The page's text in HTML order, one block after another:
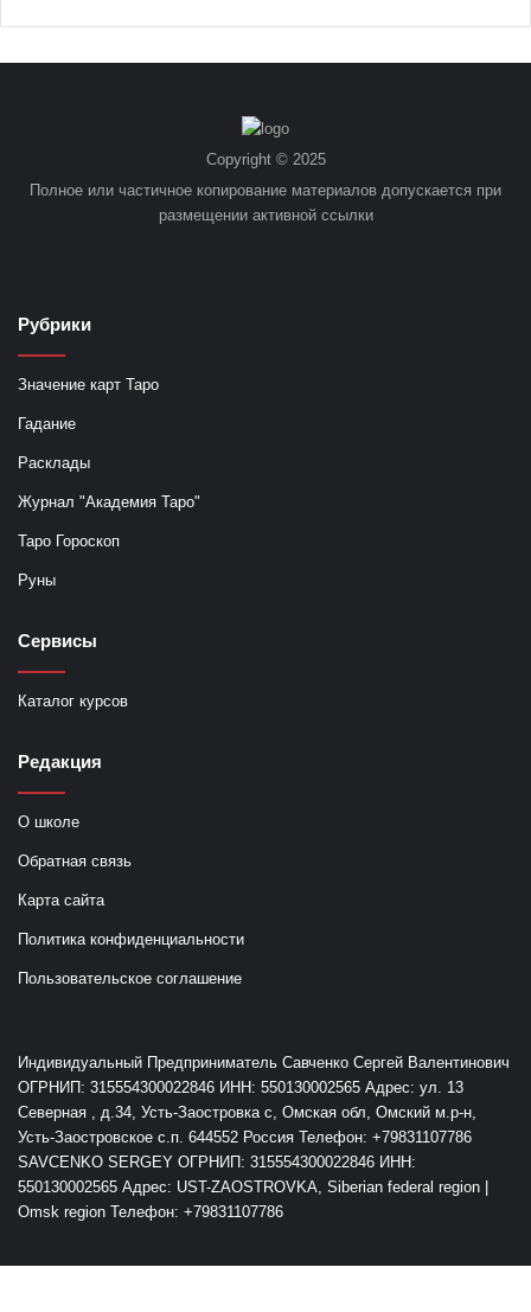
Copyright © 2025
Полное или частичное копирование материалов допускается при
размещении активной ссылки
Рубрики
Значение карт Таро
Гадание
Расклады
Журнал "Академия Таро"
Таро Гороскоп
Руны
Сервисы
Каталог курсов
Редакция
О школе
Обратная связь
Карта сайта
Политика конфиденциальности
Пользовательское соглашение
Индивидуальный Предприниматель Савченко Сергей Валентинович
ОГРНИП: 315554300022846 ИНН: 550130002565 Адрес: ул. 13
Северная , д.34, Усть-Заостровка с, Омская обл, Омский м.р-н,
Усть-Заостровское с.п. 644552 Россия Телефон: +79831107786
SAVCENKO SERGEY ОГРНИП: 315554300022846 ИНН:
550130002565 Адрес: UST-ZAOSTROVKA, Siberian federal region |
Omsk region Телефон: +79831107786